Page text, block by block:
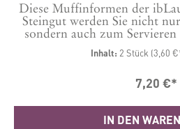
Diese Muffinformen der
Steingut werden Sie nicht
sondern auch zum Servieren
sind selbstverständlich
der Microwelle und auch
cm: H: 4 Ø:
Inhalt: 2 Stück (3,60
7,20 €*
IN DEN